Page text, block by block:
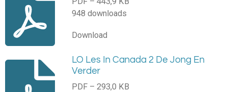
948 downloads
Download
LO Les In Canada 2 De Jong En
Verder
PDF – 293,0 KB